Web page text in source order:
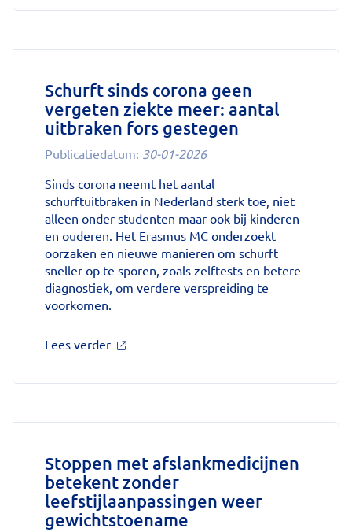
voorschrijven,
gebruik
toe'
op
Nationale
Schurft sinds corona geen
vergeten ziekte meer: aantal
uitbraken fors gestegen
Publicatiedatum: 30-01-2026
Sinds corona neemt het aantal
schurftuitbraken in Nederland sterk toe, niet
alleen onder studenten maar ook bij kinderen
en ouderen. Het Erasmus MC onderzoekt
oorzaken en nieuwe manieren om schurft
sneller op te sporen, zoals zelftests en betere
diagnostiek, om verdere verspreiding te
voorkomen.
Lees verder over
vergeten
aantal
uitbraken
fors
gestegen'
Stoppen met afslankmedicijnen
betekent zonder
leefstijlaanpassingen weer
gewichtstoename